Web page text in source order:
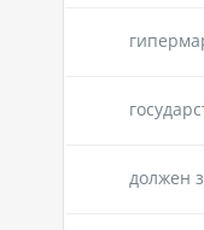
должен